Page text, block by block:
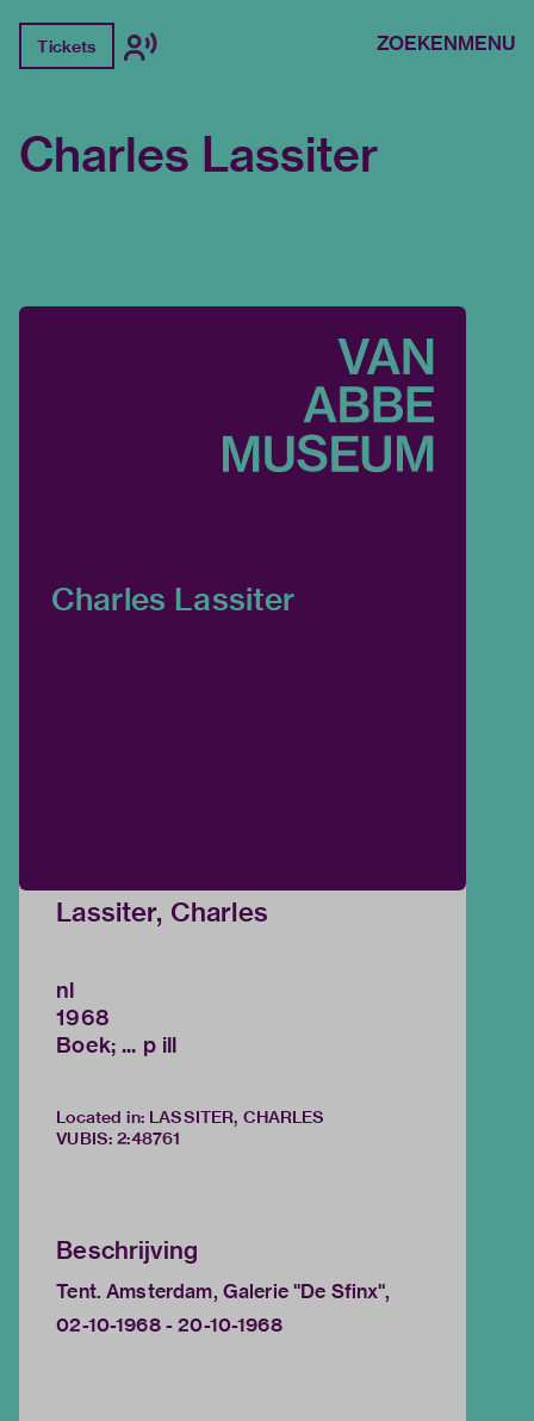
Tickets ZOEKENMENU
Charles Lassiter
Charles Lassiter
Lassiter, Charles
nl
1968
Boek; ... p ill
Located in: LASSITER, CHARLES
VUBIS: 2:48761
Beschrijving
Tent. Amsterdam, Galerie "De Sfinx",
02-10-1968 - 20-10-1968